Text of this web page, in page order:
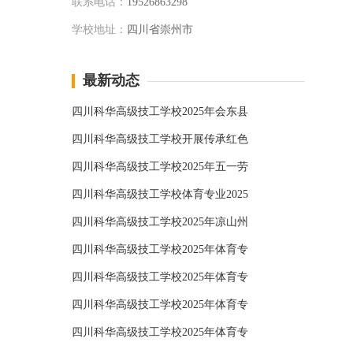
学校地址： 四川省崇州市
最新动态
四川科华高级技工学校2025年会东县
四川科华高级技工学校开展传承红色
四川科华高级技工学校2025年五一劳
四川科华高级技工学校体育专业2025
四川科华高级技工学校2025年凉山州
四川科华高级技工学校2025年体育专
四川科华高级技工学校2025年体育专
四川科华高级技工学校2025年体育专
四川科华高级技工学校2025年体育专